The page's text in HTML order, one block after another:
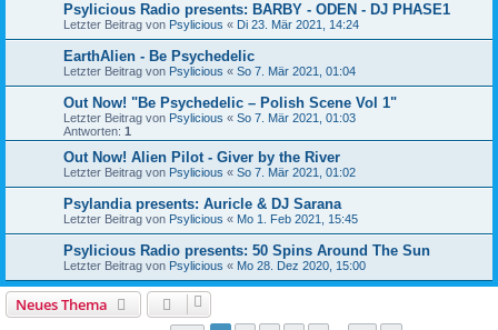
Psylicious Radio presents: BARBY - ODEN - DJ PHASE1
Letzter Beitrag von Psylicious « Di 23. Mär 2021, 14:24
EarthAlien - Be Psychedelic
Letzter Beitrag von Psylicious « So 7. Mär 2021, 01:04
Out Now! "Be Psychedelic – Polish Scene Vol 1"
Letzter Beitrag von Psylicious « So 7. Mär 2021, 01:03
Antworten: 1
Out Now! Alien Pilot - Giver by the River
Letzter Beitrag von Psylicious « So 7. Mär 2021, 01:02
Psylandia presents: Auricle & DJ Sarana
Letzter Beitrag von Psylicious « Mo 1. Feb 2021, 15:45
Psylicious Radio presents: 50 Spins Around The Sun
Letzter Beitrag von Psylicious « Mo 28. Dez 2020, 15:00
Neues Thema